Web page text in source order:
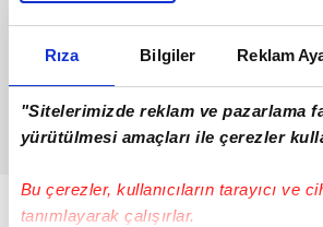
Rıza Bilgiler Reklam
"Sitelerimizde reklam ve pazarlama
yürütülmesi amaçları ile çerezler
Bu çerezler, kullanıcıların tarayıcı ve
tanımlayarak çalışırlar.